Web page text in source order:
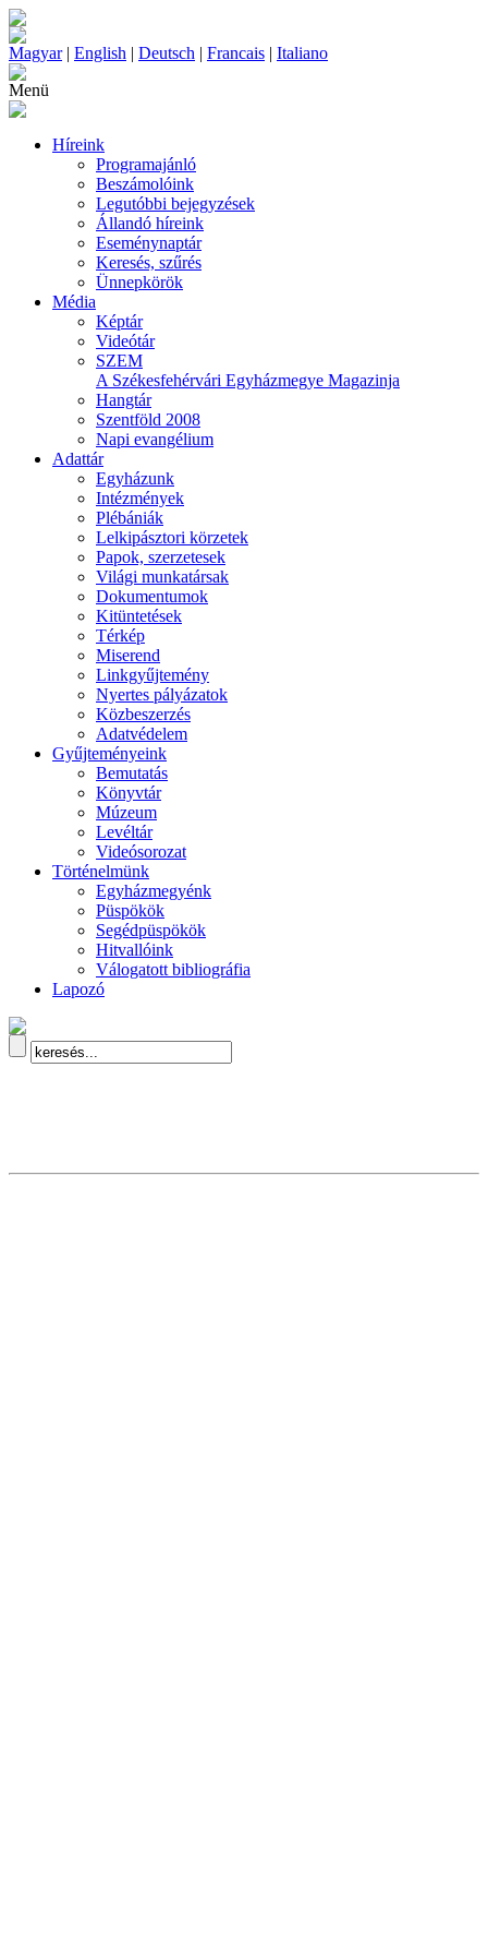
Magyar| English | Deutsch | Francais | Italiano
Menü
Híreink
Programajánló
Beszámolóink
Legutóbbi bejegyzések
Állandó híreink
Eseménynaptár
Keresés, szűrés
Ünnepkörök
Média
Képtár
Videótár
SZEM
A Székesfehérvári Egyházmegye Magazinja
Hangtár
Szentföld 2008
Napi evangélium
Adattár
Egyházunk
Intézmények
Plébániák
Lelkipásztori körzetek
Papok, szerzetesek
Világi munkatársak
Dokumentumok
Kitüntetések
Térkép
Miserend
Linkgyűjtemény
Nyertes pályázatok
Közbeszerzés
Adatvédelem
Gyűjteményeink
Bemutatás
Könyvtár
Múzeum
Levéltár
Videósorozat
Történelmünk
Egyházmegyénk
Püspökök
Segédpüspökök
Hitvallóink
Válogatott bibliográfia
Lapozó